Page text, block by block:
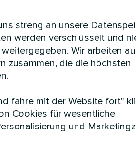
Kosten erheblich
Heizsystem
des Objekts ab 2
eines Projekts für einen
eine Zeichnung des
Diagramme. Eine
die Wahrscheinlichkeit
ein
streng an unsere
werden verschlüsselt und
Wir arbeiten
zusammen, die die höchsten
fahre mit der Website fort"
Cookies für wesentliche
und